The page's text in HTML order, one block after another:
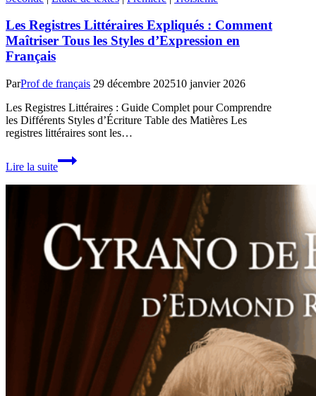
Les Registres Littéraires Expliqués : Comment
Maîtriser Tous les Styles d’Expression en
Français
ParProf de français 29 décembre 202510 janvier 2026
Les Registres Littéraires : Guide Complet pour Comprendre
les Différents Styles d’Écriture Table des Matières Les
registres littéraires sont les…
Lire la suite
Les
Registres
Maîtriser
Tous
Styles
Français